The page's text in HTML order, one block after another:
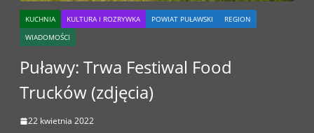
KUCHNIA KULTURA I ROZRYWKA POWIAT PUŁAWSKI
REGION
WIADOMOŚCI
Puławy: Trwa Festiwal Food
Trucków (zdjęcia)
22 kwietnia 2022